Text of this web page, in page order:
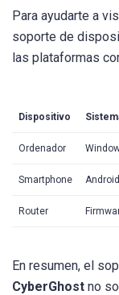
Para ayudarte a
soporte de
las plataformas
Dispositivo
Ordenador
Smartphone
Router
En resumen, el
CyberGhost no